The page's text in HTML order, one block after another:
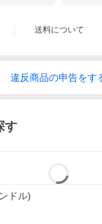
送料について
違反商品の申告をす
す
ドル)